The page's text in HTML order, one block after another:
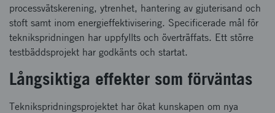
processvätskerening, ytrenhet, hantering av gjuterisand och
stoft samt inom energieffektivisering. Specificerade mål för
teknikspridningen har uppfyllts och överträffats. Ett större
testbäddsprojekt har godkänts och startat.
Långsiktiga effekter som förväntas
Teknikspridningsprojektet har ökat kunskapen om nya